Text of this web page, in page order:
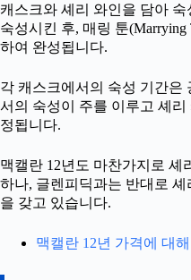
캐스크와 셰리 와인을 담아
숙성시킨 후, 매링 툰
하여 완성됩니다.
각 캐스크에서의 숙성 기간은
서의 숙성이 주를 이루고 셰
정됩니다.
맥캘란 12년도 마찬가지로 셰
하나, 글렌피딕과는 반대로
을 갖고 있습니다.
맥캘란 12년 가격에 대